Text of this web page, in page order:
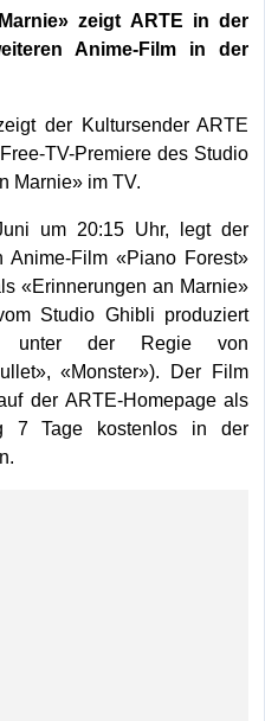
zeigt ARTE in der
Anime-Film in der
der Kultursender ARTE
TV-Premiere des Studio
Marnie» im TV.
um 20:15 Uhr, legt der
Film «Piano Forest»
«Erinnerungen an Marnie»
Studio Ghibli produziert
unter der Regie von
«Monster»). Der Film
der ARTE-Homepage als
7 Tage kostenlos in der